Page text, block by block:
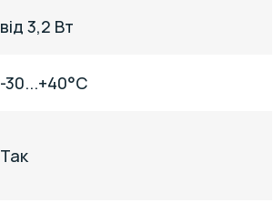
від 3,2 Вт
-30...+40°C
Так